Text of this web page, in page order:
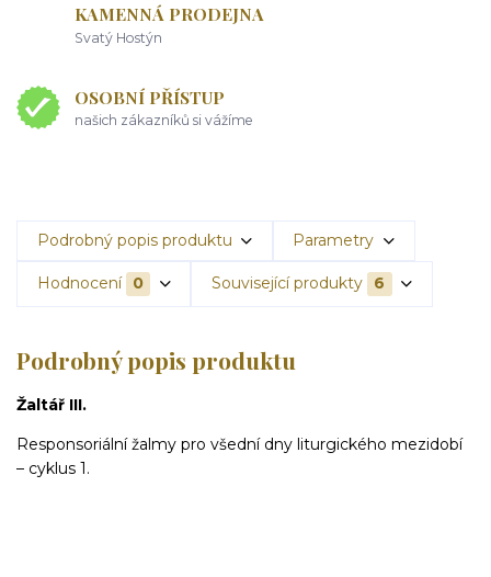
KAMENNÁ PRODEJNA
Svatý Hostýn
OSOBNÍ PŘÍSTUP
našich zákazníků si vážíme
Podrobný popis produktu Parametry
Hodnocení 0 Související produkty 6
Podrobný popis produktu
Žaltář III.
Responsoriální žalmy pro všední dny liturgického mezidobí
– cyklus 1.